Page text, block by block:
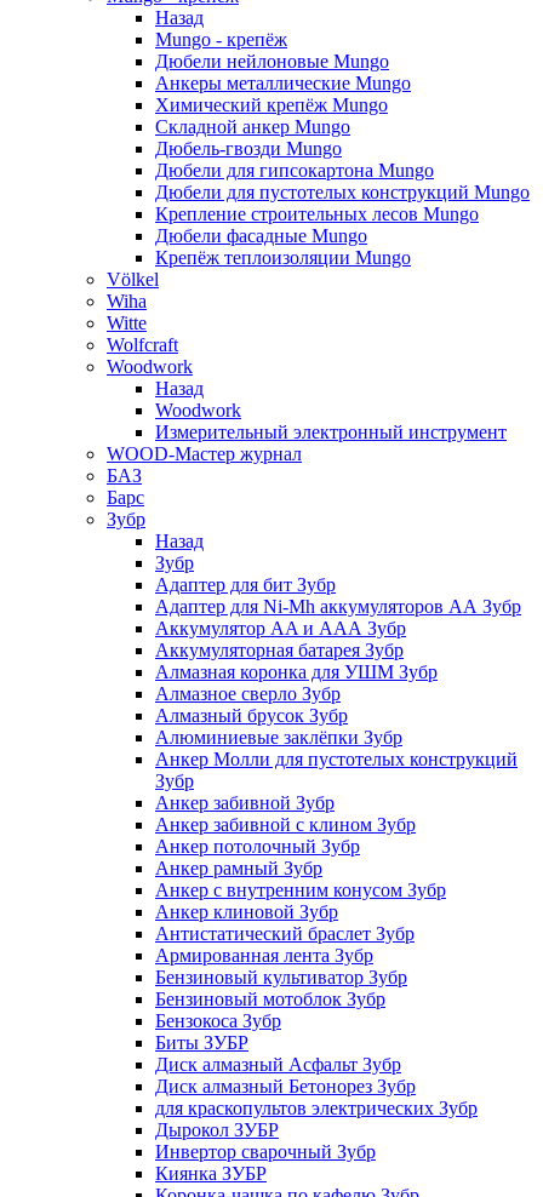
Назад
Mungo - крепёж
Дюбели нейлоновые Mungo
Анкеры металлические Mungo
Химический крепёж Mungo
Складной анкер Mungo
Дюбель-гвозди Mungo
Дюбели для гипсокартона Mungo
Дюбели для пустотелых конструкций Mungo
Крепление строительных лесов Mungo
Дюбели фасадные Mungo
Крепёж теплоизоляции Mungo
Völkel
Wiha
Witte
Wolfcraft
Woodwork
Назад
Woodwork
Измерительный электронный инструмент
WOOD-Мастер журнал
БАЗ
Барс
Зубр
Назад
Зубр
Адаптер для бит Зубр
Адаптер для Ni-Mh аккумуляторов АА Зубр
Аккумулятор AA и ААА Зубр
Аккумуляторная батарея Зубр
Алмазная коронка для УШМ Зубр
Алмазное сверло Зубр
Алмазный брусок Зубр
Алюминиевые заклёпки Зубр
Анкер Молли для пустотелых конструкций
Зубр
Анкер забивной Зубр
Анкер забивной с клином Зубр
Анкер потолочный Зубр
Анкер рамный Зубр
Анкер с внутренним конусом Зубр
Анкер клиновой Зубр
Антистатический браслет Зубр
Армированная лента Зубр
Бензиновый культиватор Зубр
Бензиновый мотоблок Зубр
Бензокоса Зубр
Биты ЗУБР
Диск алмазный Асфальт Зубр
Диск алмазный Бетонорез Зубр
для краскопультов электрических Зубр
Дырокол ЗУБР
Инвертор сварочный Зубр
Киянка ЗУБР